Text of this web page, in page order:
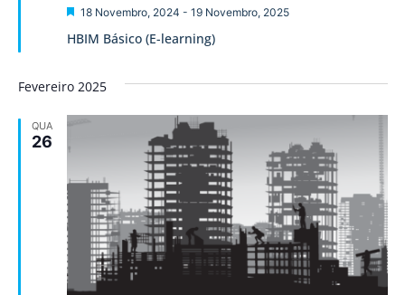
HBIM Básico (E-learning)
Destaque
18 Novembro, 2024 - 19 Novembro, 2025
Fevereiro 2025
QUA
26